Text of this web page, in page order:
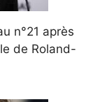
n°21 après
de Roland-